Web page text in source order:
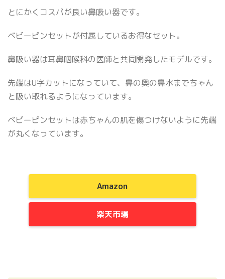
とにかくコスパが良い鼻吸い器です。
ベビーピンセットが付属しているお得なセット。
鼻吸い器は耳鼻咽喉科の医師と共同開発したモデルです。
先端はU字カットになっていて、鼻の奥の鼻水までちゃん
と吸い取れるようになっています。
ベビーピンセットは赤ちゃんの肌を傷つけないように先端
が丸くなっています。
Amazon
楽天市場